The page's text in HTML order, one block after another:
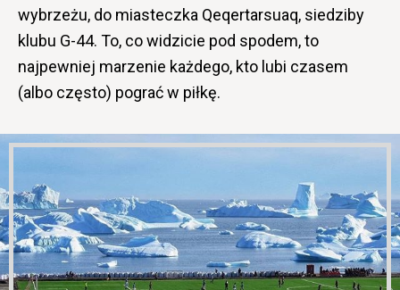
wybrzeżu, do miasteczka Qeqertarsuaq, siedziby
klubu G-44. To, co widzicie pod spodem, to
najpewniej marzenie każdego, kto lubi czasem
(albo często) pograć w piłkę.